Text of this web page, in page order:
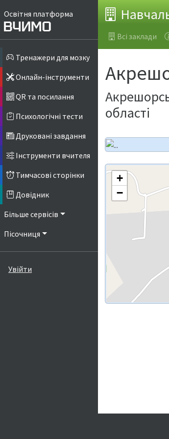
Освітня платформа
Тренажери для мозку
Онлайн-інструменти
QR та посилання
Психологічні тести
Друковані завдання
Інструменти вчителя
Тимчасові сторінки
Довідник
Більше сервісів
Пісочниця
Увійти
Всі заклади
області
+
−